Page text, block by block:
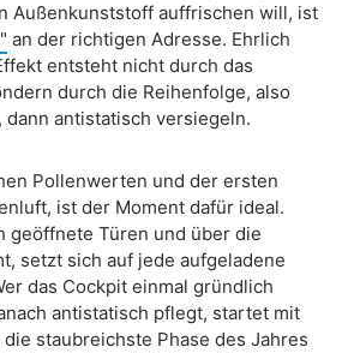
Außenkunststoff auffrischen will, ist
an der richtigen Adresse. Ehrlich
entsteht nicht durch das
durch die Reihenfolge, also
dann antistatisch versiegeln.
Pollenwerten und der ersten
ist der Moment dafür ideal.
geöffnete Türen und über die
setzt sich auf jede aufgeladene
das Cockpit einmal gründlich
antistatisch pflegt, startet mit
staubreichste Phase des Jahres